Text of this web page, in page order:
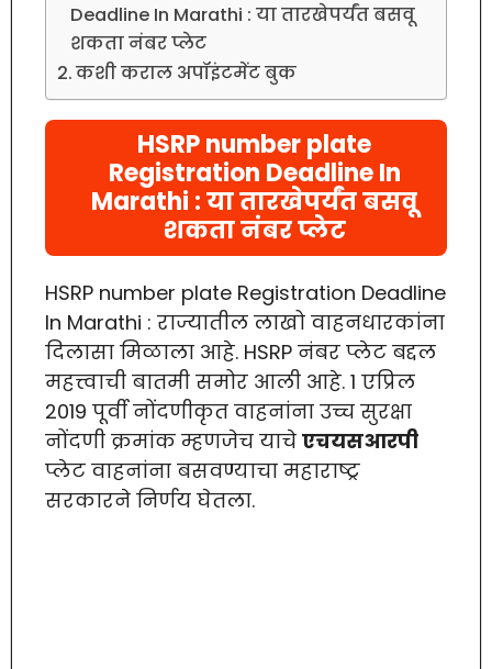
Deadline In Marathi : या तारखेपर्यंत बसवू
शकता नंबर प्लेट
कशी कराल अपॉइंटमेंट बुक
HSRP number plate
Registration Deadline In
Marathi : या तारखेपर्यंत बसवू
शकता नंबर प्लेट
HSRP number plate Registration Deadline
In Marathi : राज्यातील लाखो वाहनधारकांना
दिलासा मिळाला आहे. HSRP नंबर प्लेट बद्दल
महत्त्वाची बातमी समोर आली आहे. 1 एप्रिल
2019 पूर्वी नोंदणीकृत वाहनांना उच्च सुरक्षा
नोंदणी क्रमांक म्हणजेच याचे एचयसआरपी
प्लेट वाहनांना बसवण्याचा महाराष्ट्र
सरकारने निर्णय घेतला.